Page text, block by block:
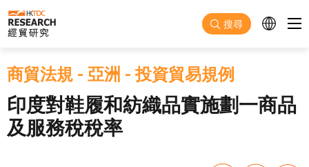
跳至主要內容
搜尋
商貿法規 - 亞洲 -投資貿易規例
印度對鞋履和紡織品實施劃一商品
及服務稅稅率